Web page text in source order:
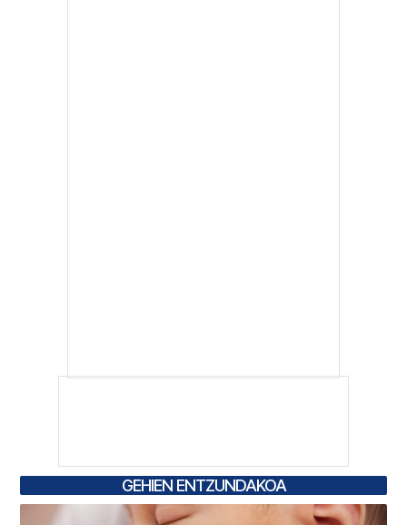
GEHIEN ENTZUNDAKOA